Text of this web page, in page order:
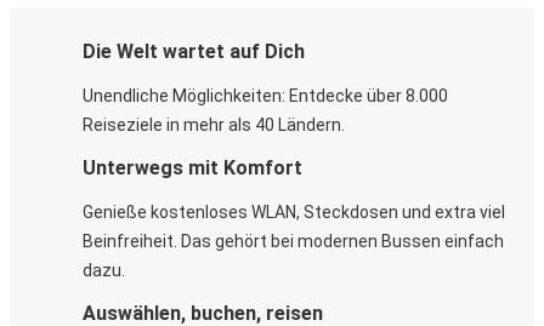
Die Welt wartet auf Dich
Unendliche Möglichkeiten: Entdecke über 8.000
Reiseziele in mehr als 40 Ländern.
Unterwegs mit Komfort
Genieße kostenloses WLAN, Steckdosen und extra viel
Beinfreiheit. Das gehört bei modernen Bussen einfach
dazu.
Auswählen, buchen, reisen